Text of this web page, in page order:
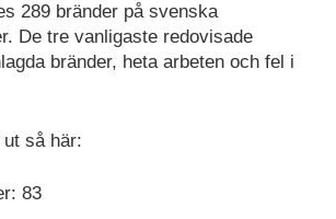
289 bränder på svenska
De tre vanligaste redovisade
bränder, heta arbeten och fel i
ut så här:
83